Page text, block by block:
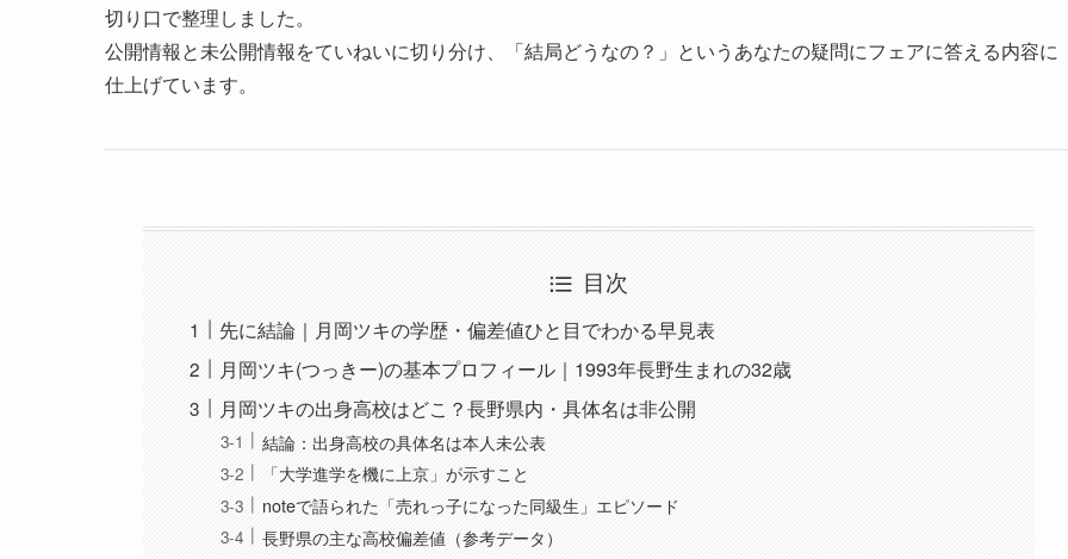
切り口で整理しました。
公開情報と未公開情報をていねいに切り分け、「結局どうなの？」というあなたの疑問にフェアに答える内容に
仕上げています。
目次
先に結論｜月岡ツキの学歴・偏差値ひと目でわかる早見表
月岡ツキ(つっきー)の基本プロフィール｜1993年長野生まれの32歳
月岡ツキの出身高校はどこ？長野県内・具体名は非公開
結論：出身高校の具体名は本人未公表
「大学進学を機に上京」が示すこと
noteで語られた「売れっ子になった同級生」エピソード
長野県の主な高校偏差値（参考データ）